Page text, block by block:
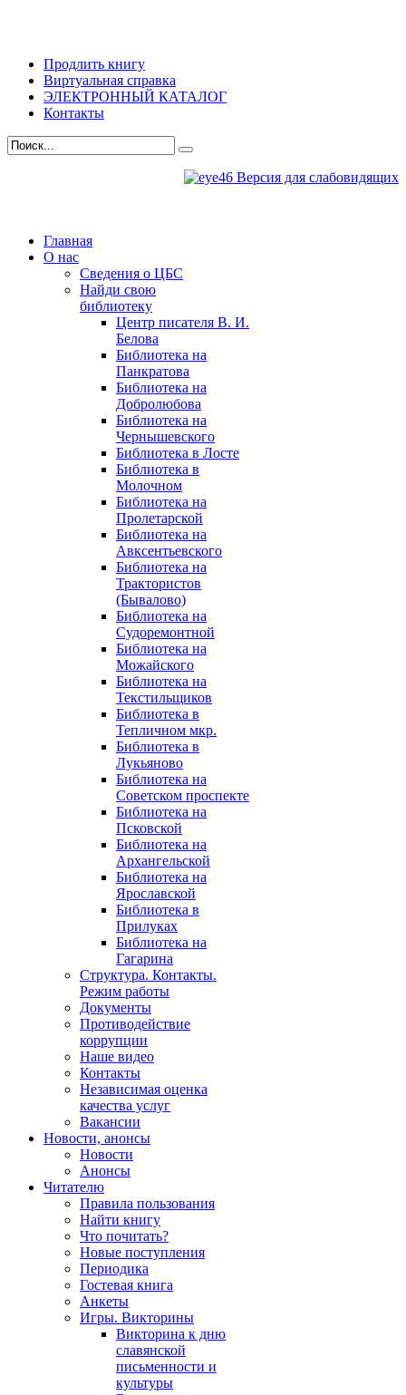
Продлить книгу
Виртуальная справка
ЭЛЕКТРОННЫЙ КАТАЛОГ
Контакты
Версия для слабовидящих
Главная
О нас
Сведения о ЦБС
Найди свою
библиотеку
Центр писателя В. И.
Белова
Библиотека на
Панкратова
Библиотека на
Добролюбова
Библиотека на
Чернышевского
Библиотека в Лосте
Библиотека в
Молочном
Библиотека на
Пролетарской
Библиотека на
Авксентьевского
Библиотека на
Трактористов
(Бывалово)
Библиотека на
Судоремонтной
Библиотека на
Можайского
Библиотека на
Текстильщиков
Библиотека в
Тепличном мкр.
Библиотека в
Лукьяново
Библиотека на
Советском проспекте
Библиотека на
Псковской
Библиотека на
Архангельской
Библиотека на
Ярославской
Библиотека в
Прилуках
Библиотека на
Гагарина
Структура. Контакты.
Режим работы
Документы
Противодействие
коррупции
Наше видео
Контакты
Независимая оценка
качества услуг
Вакансии
Новости, анонсы
Новости
Анонсы
Читателю
Правила пользования
Найти книгу
Что почитать?
Новые поступления
Периодика
Гостевая книга
Анкеты
Игры. Викторины
Викторина к дню
славянской
письменности и
культуры